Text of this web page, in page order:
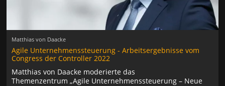
Matthias von Daacke
Agile Unternehmenssteuerung - Arbeitsergebnisse vom
Congress der Controller 2022
Matthias von Daacke moderierte das
Themenzentrum „Agile Unternehmenssteuerung – Neue